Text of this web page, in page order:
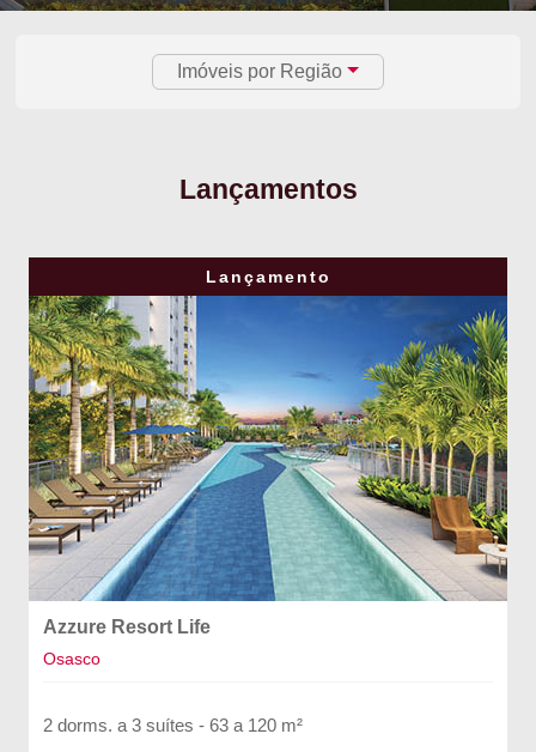
Imóveis por Região
Lançamentos
Lançamento
Azzure Resort Life
Osasco
2 dorms. a 3 suítes - 63 a 120 m²